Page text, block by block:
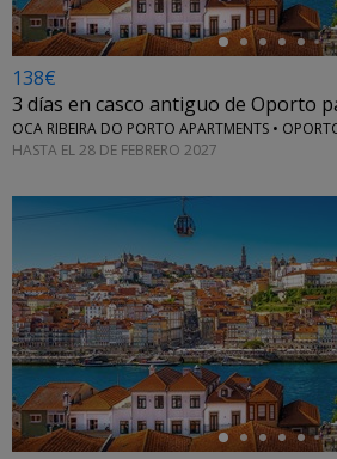
138€
3 días en casco antiguo de Oporto
OCA RIBEIRA DO PORTO APARTMENTS •
HASTA EL 28 DE FEBRERO 2027
←